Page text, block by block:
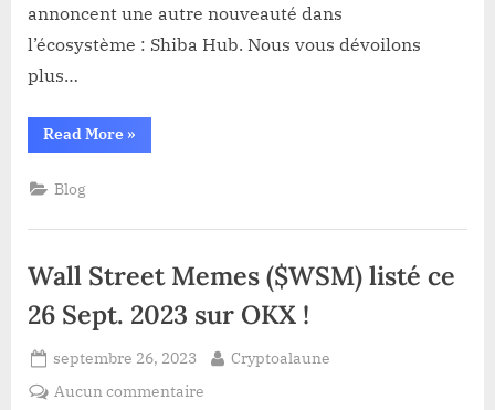
annoncent une autre nouveauté dans
l’écosystème : Shiba Hub. Nous vous dévoilons
plus…
Read More“Shiba
Inu
»
Blog
Wall Street Memes ($WSM) listé ce
26 Sept. 2023 sur OKX !
Posted
on
septembre 26, 2023 By
Cryptoalaune
Aucun commentaire